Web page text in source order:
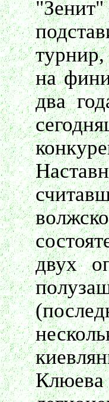
"Зенит"
на
два
двух
Клюева